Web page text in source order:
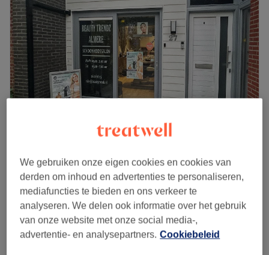
Beauty Trendz Almere
4,6
333 reviews
Almere Stad, Almere
Laat zien op de kaart
Cryolipolyse
1 u
vanaf €175
Kort overzicht salongegevens
We gebruiken onze eigen cookies en cookies van
derden om inhoud en advertenties te personaliseren,
mediafuncties te bieden en ons verkeer te
analyseren. We delen ook informatie over het gebruik
van onze website met onze social media-,
advertentie- en analysepartners. Cookiebeleid